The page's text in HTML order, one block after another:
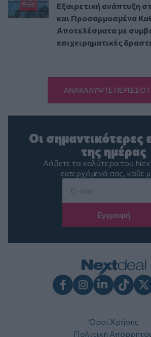
Εξαιρετική ανάπτυξη
και Προσαρμοσμένα
Αποτελέσματα με
επιχειρηματικές
ΑΝΑΚΑΛΥΨΤΕ
Οι σημαντικότερες
της ημέρας
Λάβετε τα καλύτερα του
εισερχόμενά σας, κάθε
Όροι Χρήσης
Πολιτική